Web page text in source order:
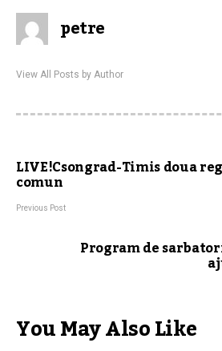
petre
View All Posts by Author
LIVE!Csongrad-Timis doua
comun
Previous Post
Program de
You May Also Like